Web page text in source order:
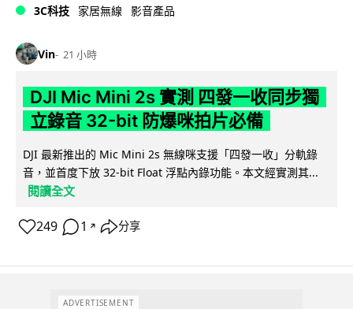
3C科技 家居無線 影音產品
Vin 21 小時
DJI Mic Mini 2s 實測 四發一收同步獨
立錄音 32-bit 防爆咪拍片必備
DJI 最新推出的 Mic Mini 2s 無線咪支援「四發一收」分軌錄
音，並首度下放 32-bit Float 浮點內錄功能。本文經實測其...
閱讀全文
249 1 ↗ 分享
ADVERTISEMENT